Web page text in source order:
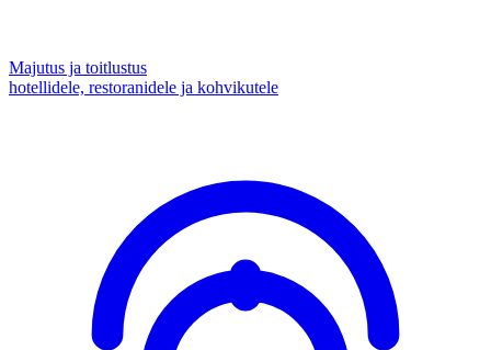
Majutus ja toitlustus
hotellidele, restoranidele ja kohvikutele